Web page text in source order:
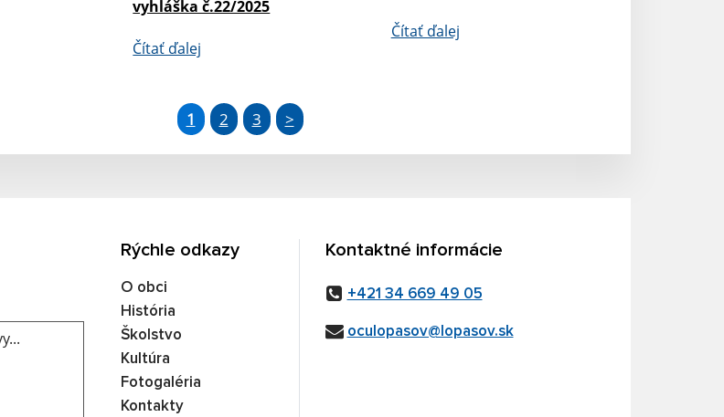
vyhláška č.22/2025
Čítať ďalej
Čítať ďalej
1 2 3 >
Text vašej správy...
Rýchle odkazy
O obci
História
Školstvo
Kultúra
Fotogaléria
Kontakty
Kontaktné informácie
+421 34 669 49 05
oculopasov@lopasov.sk